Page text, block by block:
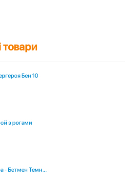
товари
Бен 10
з рогами
- Бетмен Темн...